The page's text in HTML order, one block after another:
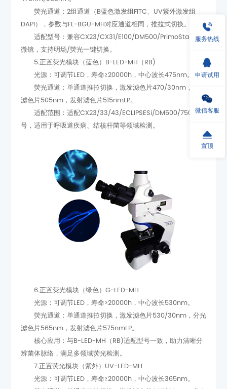
DAPI），参数与FL-BGU-MH对应通道相同，推拉式切换。
微镜，支持明场/荧光一键切换。
5.正置荧光模块（蓝色）B-LED-MH（RB)
光源：可调节LED，寿命≥20000h，中心波长475nm。
滤色片505nm，发射滤色片515nmLP。
号，适用于呼吸道疾病、结核杆菌等领域检测。
6.正置荧光模块（绿色）G-LED-MH
光源：可调节LED，寿命>20000h，中心波长530nm。
滤色片565nm，发射滤色片575nmLP。
辨菌体脉络，满足多领域荧光检测。
7.正置荧光模块（紫外）UV-LED-MH
光源：可调节LED，寿命≥20000h，中心波长365nm。
服务热线
申请试用
微信客服
置顶